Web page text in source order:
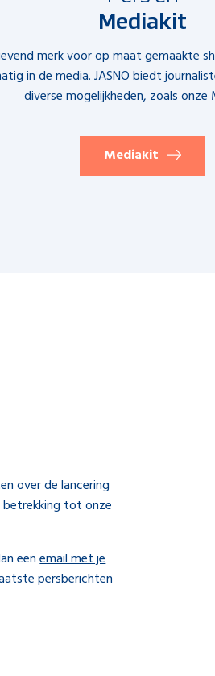
Mediakit
merk voor op maat gemaakte
in de media. JASNO biedt
diverse mogelijkheden, zoals onze
Mediakit
over de lancering
tot onze
eenemail met je
persberichten